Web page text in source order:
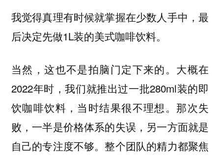
我觉得真理有时候就掌握在少数人手中，最
后决定先做1L装的美式咖啡饮料。
当然，这也不是拍脑门定下来的。大概在
2022年时，我们就推出过一批280ml装的即
饮咖啡饮料，当时结果很不理想。那次失
败，一半是价格体系的失误，另一方面就是
自己的专注度不够。整个团队的精力都聚焦